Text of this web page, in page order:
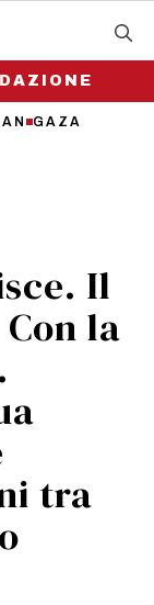
GAZA
Il
la
tra